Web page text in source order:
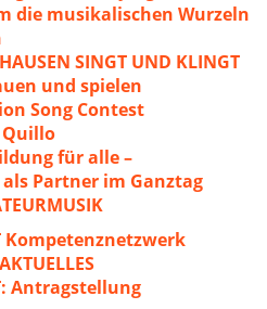
die musikalischen Wurzeln
SINGT UND KLINGT
und spielen
Song Contest
für alle –
Partner im Ganztag
Kompetenznetzwerk
Antragstellung